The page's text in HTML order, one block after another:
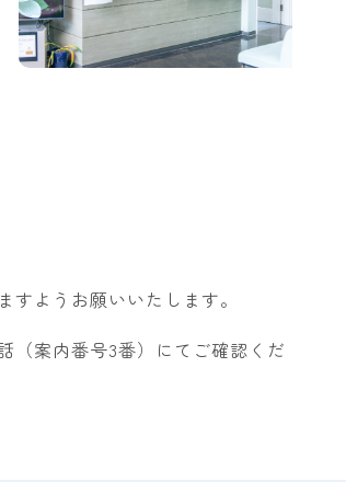
ようお願いいたします。
（案内番号3番）にてご確認くだ